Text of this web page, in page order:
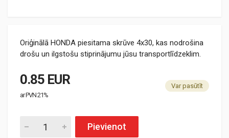
Oriģinālā HONDA piesitama skrūve 4x30, kas nodrošina
drošu un ilgstošu stiprinājumu jūsu transportlīdzeklim.
0.85 EUR
ar PVN 21%
Var pasūtīt
Pievienot